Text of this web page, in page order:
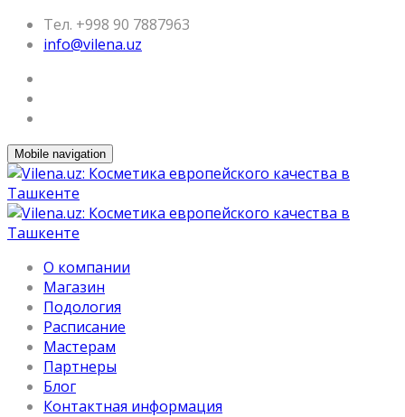
Тел. +998 90 7887963
info@vilena.uz
Mobile navigation
О компании
Магазин
Подология
Расписание
Мастерам
Партнеры
Блог
Контактная информация